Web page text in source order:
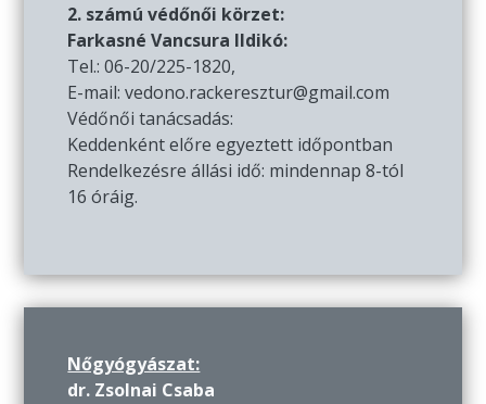
2. számú védőnői körzet:
Farkasné Vancsura Ildikó:
Tel.: 06-20/225-1820,
E-mail: vedono.rackeresztur@gmail.com
Védőnői tanácsadás:
Keddenként előre egyeztett időpontban
Rendelkezésre állási idő: mindennap 8-tól
16 óráig.
Nőgyógyászat:
dr. Zsolnai Csaba